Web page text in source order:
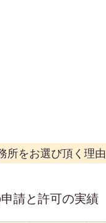
所をお選び頂く理由
請と許可の実績